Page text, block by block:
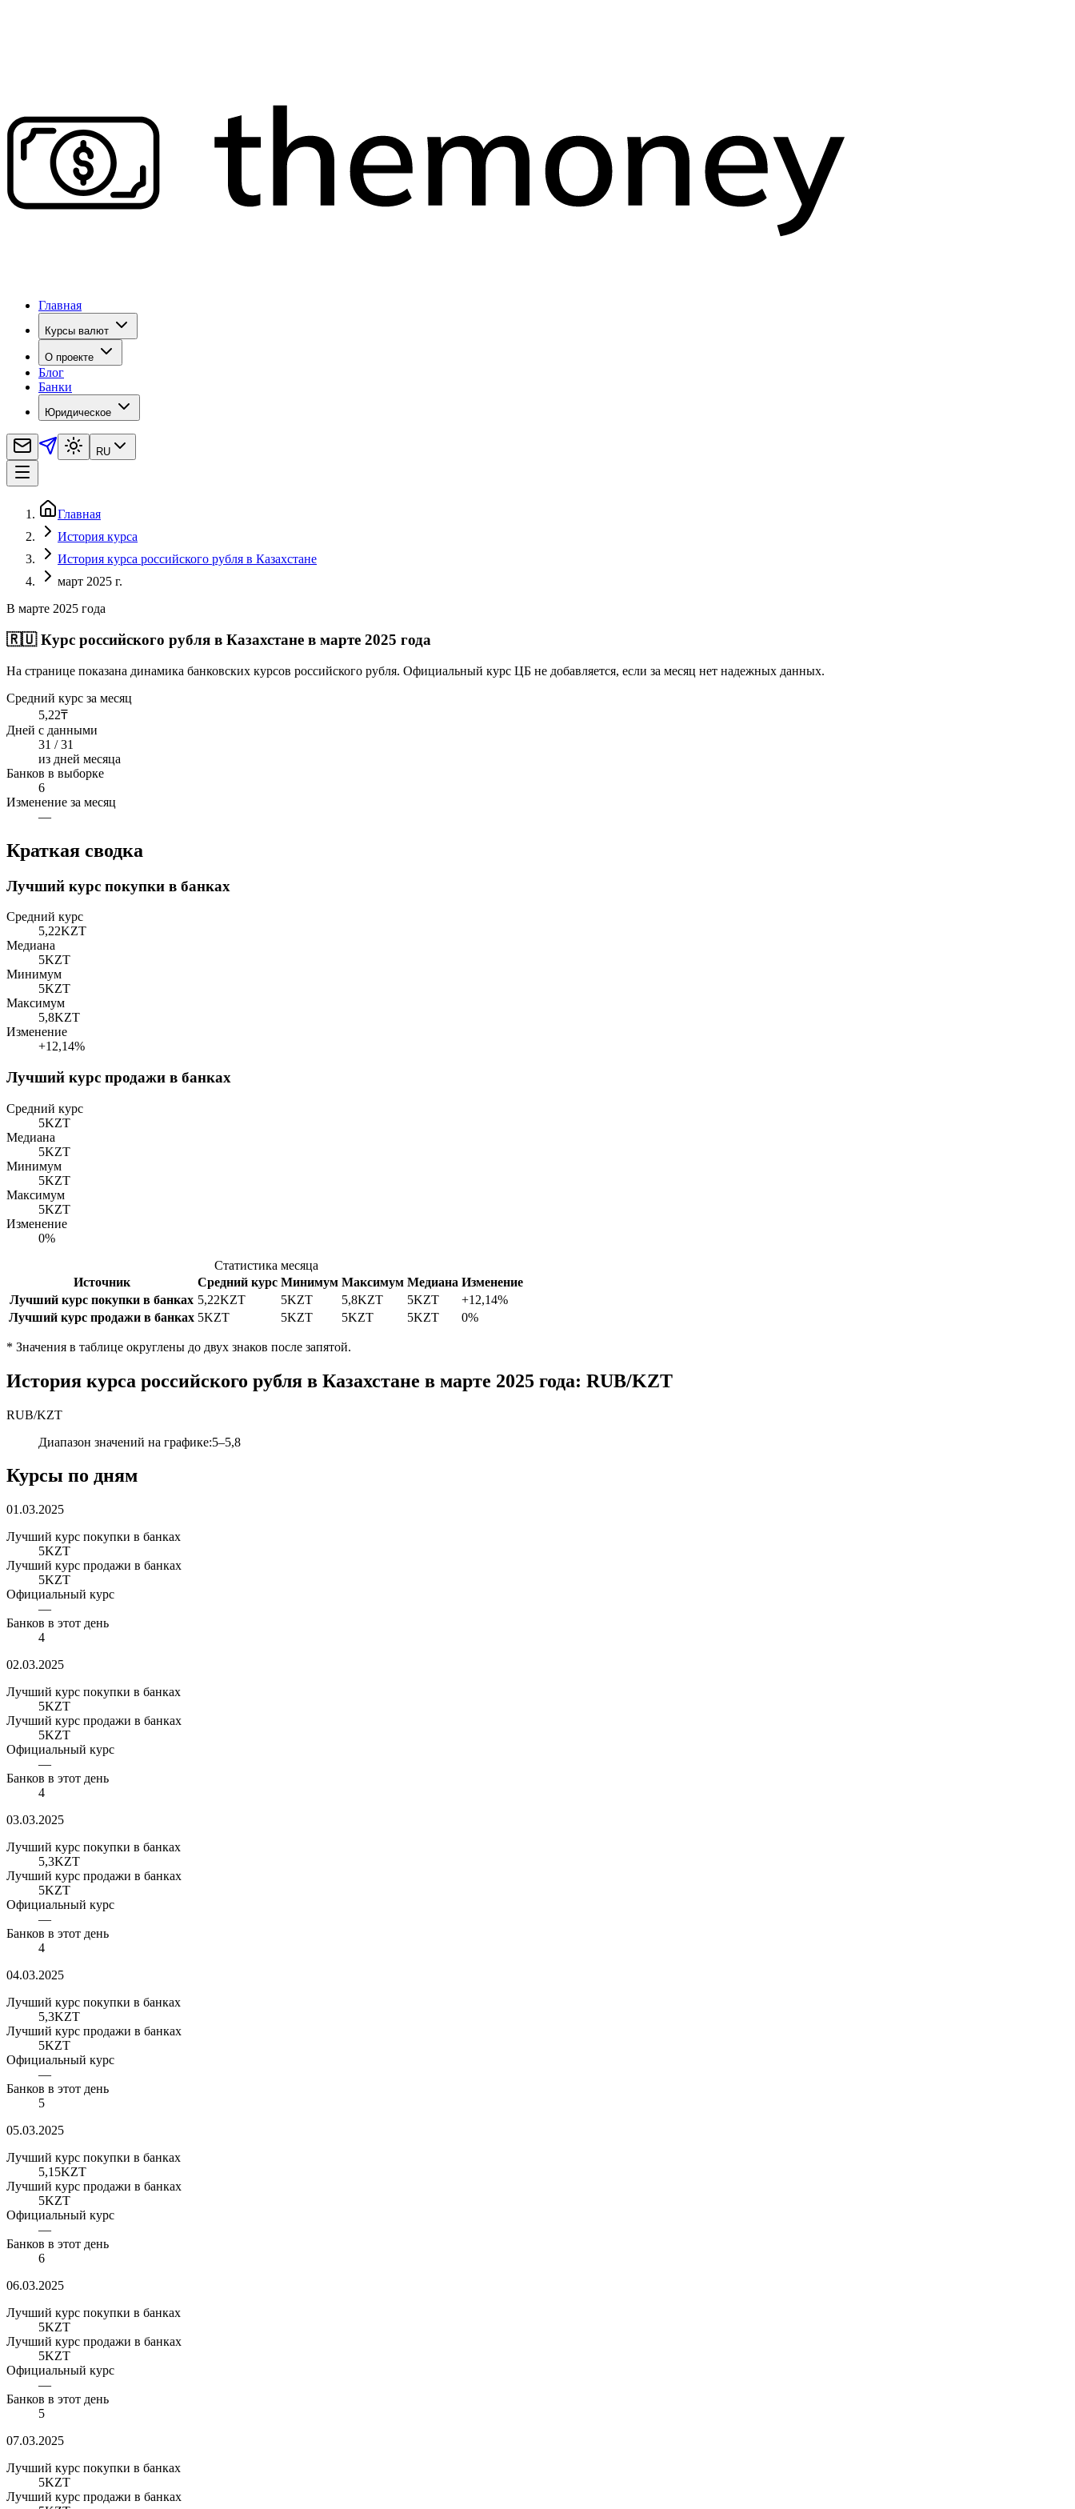
Главная
Курсы валют
О проекте
Блог
Банки
Юридическое
RU
Главная
История курса
История курса российского рубля в Казахстане
март 2025 г.
В марте 2025 года
🇷🇺 Курс российского рубля в Казахстане в марте 2025 года
На странице показана динамика банковских курсов российского рубля. Официальный курс ЦБ не добавляется, если за месяц нет надежных данных.
Средний курс за месяц
5,22₸
Дней с данными
31 / 31
из дней месяца
Банков в выборке
6
Изменение за месяц
—
Краткая сводка
Лучший курс покупки в банках
Средний курс
5,22KZT
Медиана
5KZT
Минимум
5KZT
Максимум
5,8KZT
Изменение
+12,14%
Лучший курс продажи в банках
Средний курс
5KZT
Медиана
5KZT
Минимум
5KZT
Максимум
5KZT
Изменение
0%
Статистика месяца
Источник
Средний курс Минимум Максимум Медиана Изменение
Лучший курс покупки в банках 5,22KZT 5KZT 5,8KZT 5KZT
+12,14%
Лучший курс продажи в банках 5KZT 5KZT 5KZT 5KZT 0%
* Значения в таблице округлены до двух знаков после запятой.
История курса российского рубля в Казахстане в марте 2025 года: RUB/KZT
RUB/KZT
Диапазон значений на графике:5–5,8
Курсы по дням
01.03.2025
Лучший курс покупки в банках
5KZT
Лучший курс продажи в банках
5KZT
Официальный курс
—
Банков в этот день
4
02.03.2025
Лучший курс покупки в банках
5KZT
Лучший курс продажи в банках
5KZT
Официальный курс
—
Банков в этот день
4
03.03.2025
Лучший курс покупки в банках
5,3KZT
Лучший курс продажи в банках
5KZT
Официальный курс
—
Банков в этот день
4
04.03.2025
Лучший курс покупки в банках
5,3KZT
Лучший курс продажи в банках
5KZT
Официальный курс
—
Банков в этот день
5
05.03.2025
Лучший курс покупки в банках
5,15KZT
Лучший курс продажи в банках
5KZT
Официальный курс
—
Банков в этот день
6
06.03.2025
Лучший курс покупки в банках
5KZT
Лучший курс продажи в банках
5KZT
Официальный курс
—
Банков в этот день
5
07.03.2025
Лучший курс покупки в банках
5KZT
Лучший курс продажи в банках